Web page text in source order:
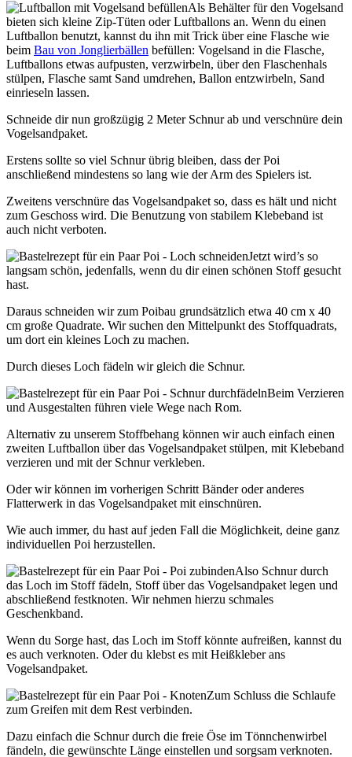
Als Behälter für den Vogelsand
bieten sich kleine Zip-Tüten oder Luftballons an. Wenn du einen
Luftballon benutzt, kannst du ihn mit Trick über eine Flasche wie
beim Bau von Jonglierbällen befüllen: Vogelsand in die Flasche,
Luftballons etwas aufpusten, verzwirbeln, über den Flaschenhals
stülpen, Flasche samt Sand umdrehen, Ballon entzwirbeln, Sand
einrieseln lassen.
Schneide dir nun großzügig 2 Meter Schnur ab und verschnüre dein
Vogelsandpaket.
Erstens sollte so viel Schnur übrig bleiben, dass der Poi
anschließend mindestens so lang wie der Arm des Spielers ist.
Zweitens verschnüre das Vogelsandpaket so, dass es hält und nicht
zum Geschoss wird. Die Benutzung von stabilem Klebeband ist
auch nicht verboten.
Jetzt wird’s so
langsam schön, jedenfalls, wenn du dir einen schönen Stoff gesucht
hast.
Daraus schneiden wir zum Poibau grundsätzlich etwa 40 cm x 40
cm große Quadrate. Wir suchen den Mittelpunkt des Stoffquadrats,
um dort ein kleines Loch zu machen.
Durch dieses Loch fädeln wir gleich die Schnur.
Beim Verzieren
und Ausgestalten führen viele Wege nach Rom.
Alternativ zu unserem Stoffbehang können wir auch einfach einen
zweiten Luftballon über das Vogelsandpaket stülpen, mit Klebeband
verzieren und mit der Schnur verkleben.
Oder wir können im vorherigen Schritt Bänder oder anderes
Flatterwerk in das Vogelsandpaket mit einschnüren.
Wie auch immer, du hast auf jeden Fall die Möglichkeit, deine ganz
individuellen Poi herzustellen.
Also Schnur durch
das Loch im Stoff fädeln, Stoff über das Vogelsandpaket legen und
abschließend festknoten. Wir nehmen hierzu schmales
Geschenkband.
Wenn du Sorge hast, das Loch im Stoff könnte aufreißen, kannst du
es auch verknoten. Oder du klebst es mit Heißkleber ans
Vogelsandpaket.
Zum Schluss die Schlaufe
zum Greifen mit dem Rest verbinden.
Dazu einfach die Schnur durch die freie Öse im Tönnchenwirbel
fändeln, die gewünschte Länge einstellen und sorgsam verknoten.